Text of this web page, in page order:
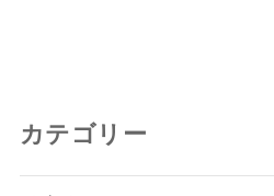
カテゴリー